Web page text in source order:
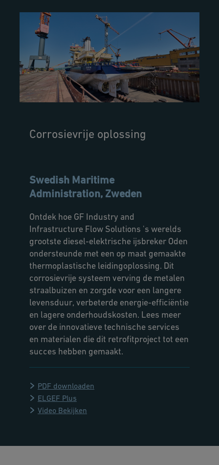
Corrosievrije oplossing
Swedish Maritime
Administration, Zweden
Ontdek hoe GF Industry and
Infrastructure Flow Solutions 's werelds
grootste diesel-elektrische ijsbreker Oden
ondersteunde met een op maat gemaakte
thermoplastische leidingoplossing. Dit
corrosievrije systeem verving de metalen
straalbuizen en zorgde voor een langere
levensduur, verbeterde energie-efficiëntie
en lagere onderhoudskosten. Lees meer
over de innovatieve technische services
en materialen die dit retrofitproject tot een
succes hebben gemaakt.
PDF downloaden
ELGEF Plus
Video Bekijken